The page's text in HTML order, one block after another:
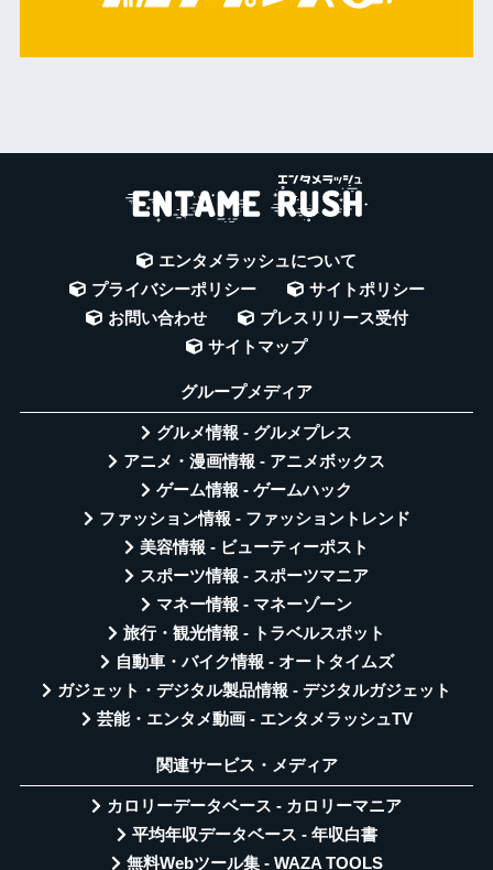
エンタメラッシュについて
プライバシーポリシー
サイトポリシー
お問い合わせ
プレスリリース受付
サイトマップ
グループメディア
グルメ情報 - グルメプレス
アニメ・漫画情報 - アニメボックス
ゲーム情報 - ゲームハック
ファッション情報 - ファッショントレンド
美容情報 - ビューティーポスト
スポーツ情報 - スポーツマニア
マネー情報 - マネーゾーン
旅行・観光情報 - トラベルスポット
自動車・バイク情報 - オートタイムズ
ガジェット・デジタル製品情報 - デジタルガジェット
芸能・エンタメ動画 - エンタメラッシュTV
関連サービス・メディア
カロリーデータベース - カロリーマニア
平均年収データベース - 年収白書
無料Webツール集 - WAZA TOOLS